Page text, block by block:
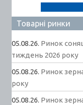
Товарні ринки
05.08.26. Ринок
тиждень 2026 року
05.08.26. Ринок
року
05.08.26. Ринок